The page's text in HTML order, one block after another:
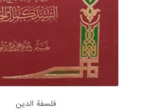
حساب کاربری من
قوانین و مقررات
فلسفة الدین